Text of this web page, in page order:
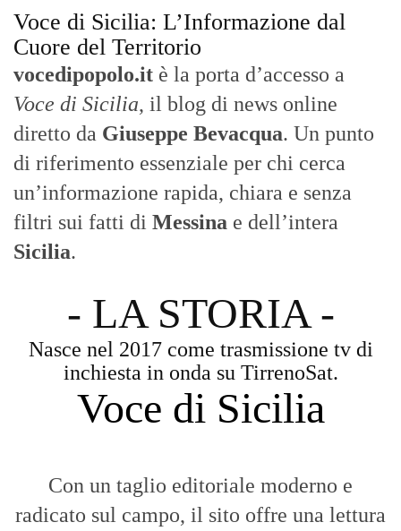
Voce di Sicilia: L’Informazione dal
Cuore del Territorio
vocedipopolo.it è la porta d’accesso a
Voce di Sicilia, il blog di news online
diretto da Giuseppe Bevacqua. Un punto
di riferimento essenziale per chi cerca
un’informazione rapida, chiara e senza
filtri sui fatti di Messina e dell’intera
Sicilia.
- LA STORIA -
Nasce nel 2017 come trasmissione tv di
inchiesta in onda su TirrenoSat.
Voce di Sicilia
Con un taglio editoriale moderno e
radicato sul campo, il sito offre una lettura